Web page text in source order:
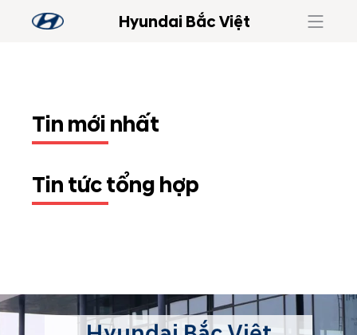
Hyundai Bắc Việt
Tin mới nhất
Tin tức tổng hợp